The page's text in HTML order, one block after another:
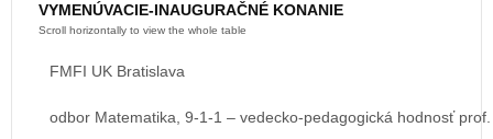
VYMENÚVACIE-INAUGURAČNÉ KONANIE
FMFI UK Bratislava
odbor Matematika, 9-1-1 – vedecko-pedagogická hodnosť prof.